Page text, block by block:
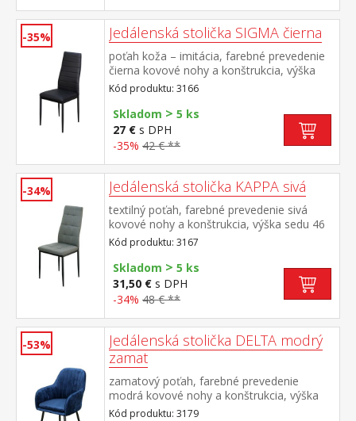
-35% Jedálenská stolička SIGMA čierna
poťah koža – imitácia, farebné prevedenie
čierna kovové nohy a konštrukcia, výška
sedu 47 cm
Kód produktu: 3166
Skladom > 5 ks
27 € s DPH
-35% 42 € **
-34% Jedálenská stolička KAPPA sivá
textilný poťah, farebné prevedenie sivá
kovové nohy a konštrukcia, výška sedu 46
cm
Kód produktu: 3167
Skladom > 5 ks
31,50 € s DPH
-34% 48 € **
-53%
Jedálenská stolička DELTA modrý
zamat
zamatový poťah, farebné prevedenie
modrá kovové nohy a konštrukcia, výška
sedu 50 cm
Kód produktu: 3179